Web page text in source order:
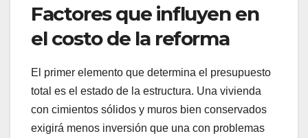
Factores que influyen en
el costo de la reforma
El primer elemento que determina el presupuesto
total es el estado de la estructura. Una vivienda
con cimientos sólidos y muros bien conservados
exigirá menos inversión que una con problemas